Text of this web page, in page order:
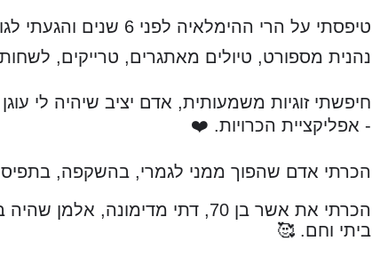
נהנית מספורט, טיולים מאתגרים, טרייקים,
חיפשתי זוגיות משמעותית, אדם יציב שיהיה לי
- אפליקציית הכרויות. ❤️
הכרתי אדם שהפוך ממני לגמרי, בהשקפה,
ביתי וחם. 🥰